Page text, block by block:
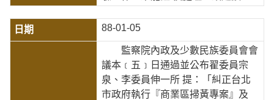
88-01-05
監察院內政及少數民族委員會會
議本﹝五﹞日通過並公布翟委員宗
泉、李委員伸一所 提：「糾正台北
市政府執行『商業區掃黃專案』及